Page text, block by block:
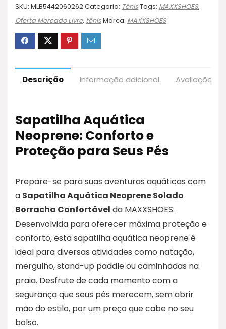
SKU: MLB5442060262Categoria: TênisTags: MAXXSHOES,
Oferta Mercado Livre, tênisMarca: MAXXSHOES
Descrição Informação adicional Avaliações
Sapatilha Aquática
Neoprene: Conforto e
Proteção para Seus Pés
Prepare-se para suas aventuras aquáticas com
a Sapatilha Aquática Neoprene Solado
Borracha Confortável da MAXXSHOES.
Desenvolvida para oferecer máxima proteção e
conforto, esta sapatilha aquática neoprene é
ideal para diversas atividades como natação,
mergulho, stand-up paddle ou caminhadas na
praia. Desfrute de cada momento com a
segurança que seus pés merecem, sem abrir
mão do estilo, por um preço que cabe no seu
bolso.